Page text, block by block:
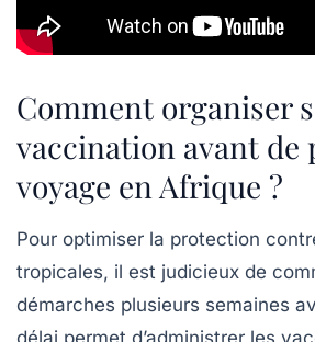
Comment organiser
vaccination avant de
voyage en Afrique ?
Pour optimiser la protection
tropicales, il est judicieux de
démarches plusieurs semaines
délai permet d’administrer les